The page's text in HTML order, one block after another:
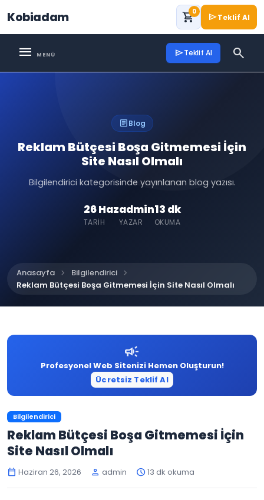
Kobiadam shopping_cart0 sendTeklif Al
menu sendTeklif Al search
articleBlog
Reklam Bütçesi Boşa Gitmemesi İçin
Site Nasıl Olmalı
Bilgilendirici kategorisinde yayınlanan blog yazısı.
26 Haz
TARIH
admin
YAZAR
13 dk
OKUMA
Anasayfa chevron_right Bilgilendirici chevron_right
Reklam Bütçesi Boşa Gitmemesi İçin Site Nasıl Olmalı
campaign
Profesyonel Web Sitenizi Hemen Oluşturun!
Ücretsiz Teklif Al
Bilgilendirici
Reklam Bütçesi Boşa Gitmemesi İçin
Site Nasıl Olmalı
calendar_today Haziran 26, 2026 person admin schedule13 dk okuma